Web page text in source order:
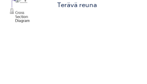
Terävä reuna